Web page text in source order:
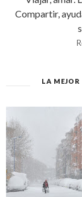
Compartir,
LA